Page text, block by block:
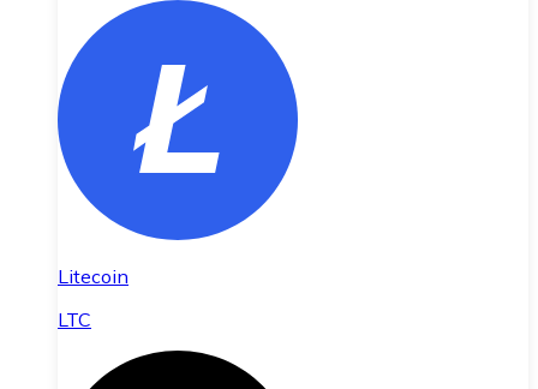
Litecoin
LTC